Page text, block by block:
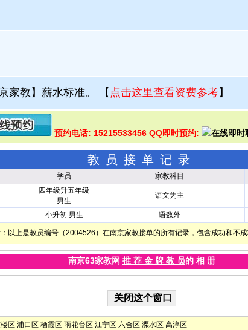
家教】薪水标准。 【 点击这里查看资费参考】
预约电话: 15215533456 QQ即时预约:
教员接单记录
学员 家教科目
四年级升五年级
男生
语文为主
小升初 男生 语数外
以上是教员编号（2004526）在南京家教接单的所有记录，包含成功和不成
南京63家教网 推 荐 金 牌 教 员的 相 册
区 浦口区 栖霞区 雨花台区 江宁区 六合区 溧水区 高淳区